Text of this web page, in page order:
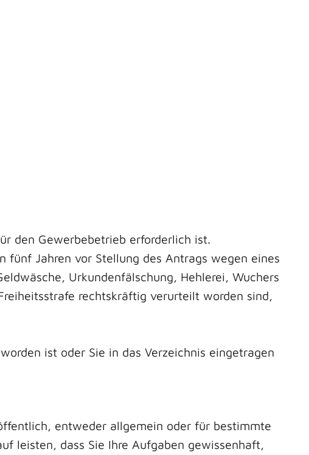
den Gewerbebetrieb erforderlich ist.
fünf Jahren vor Stellung des Antrags wegen eines
Urkundenfälschung, Hehlerei, Wuchers
rechtskräftig verurteilt worden sind,
ist oder Sie in das Verzeichnis eingetragen
entweder allgemein oder für bestimmte
leisten, dass Sie Ihre Aufgaben gewissenhaft,